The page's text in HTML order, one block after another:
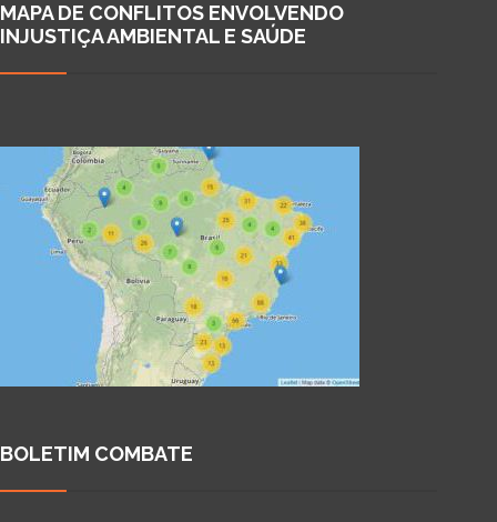
MAPA DE CONFLITOS ENVOLVENDO
INJUSTIÇA AMBIENTAL E SAÚDE
BOLETIM COMBATE